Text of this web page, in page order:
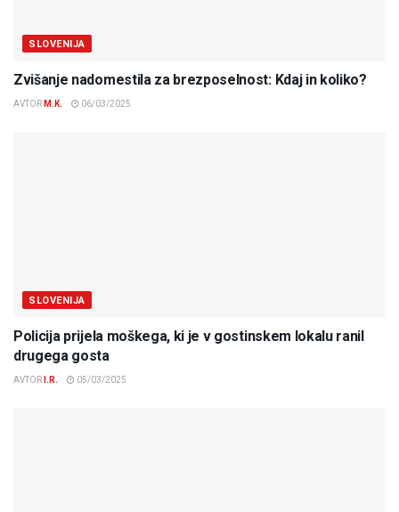
SLOVENIJA
Zvišanje nadomestila za brezposelnost: Kdaj in koliko?
AVTOR M.K. 06/03/2025
SLOVENIJA
Policija prijela moškega, ki je v gostinskem lokalu ranil
drugega gosta
AVTOR I.R. 05/03/2025